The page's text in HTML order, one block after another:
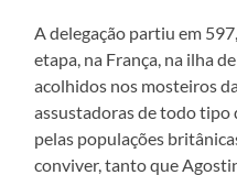
A delegação partiu em
etapa, na França, na ilha
acolhidos nos mosteiros
assustadoras de todo tipo
pelas populações
conviver, tanto que